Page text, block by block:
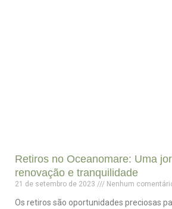
Retiros no Oceanomare: Uma
renovação e tranquilidade
21 de setembro de 2023 Nenhum
Os retiros são oportunidades preciosas